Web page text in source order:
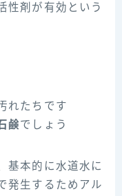
性剤が有効という
れたちです
鹸でしょう
基本的に水道水に
発生するためアル